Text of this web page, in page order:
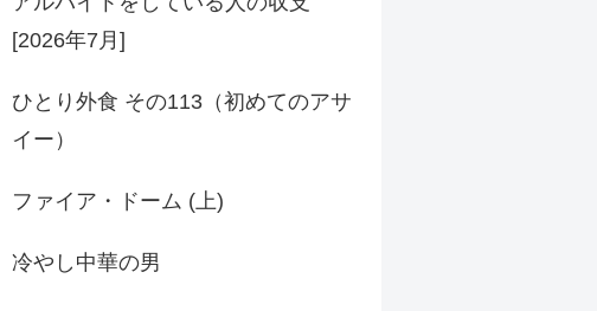
[2026年7月]
ひとり外食 その113（初めてのアサ
イー）
ファイア・ドーム (上)
冷やし中華の男